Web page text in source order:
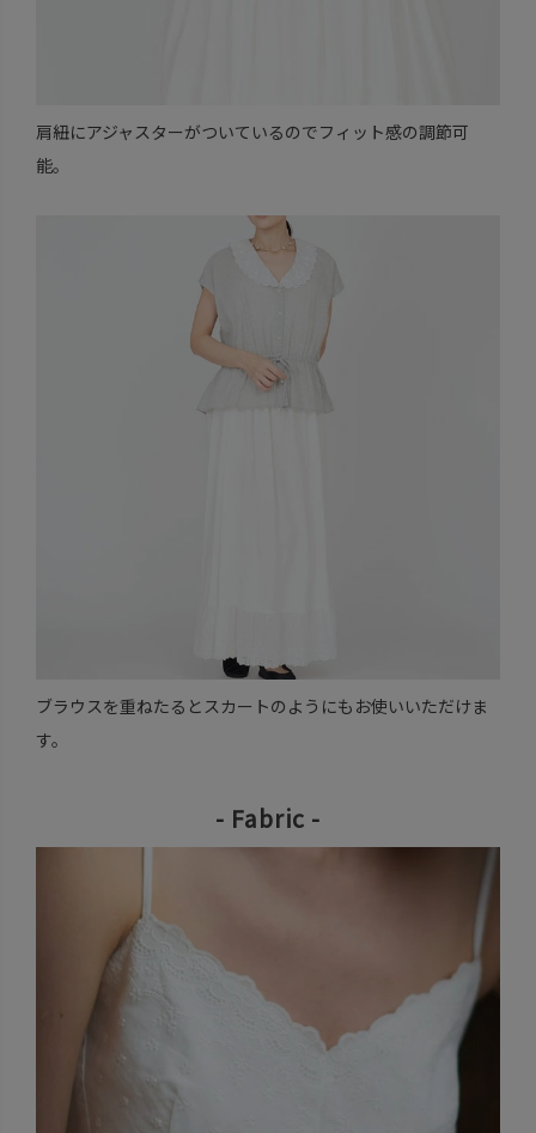
肩紐にアジャスターがついているのでフィット感の調節可
能。
ブラウスを重ねたるとスカートのようにもお使いいただけま
す。
- Fabric -